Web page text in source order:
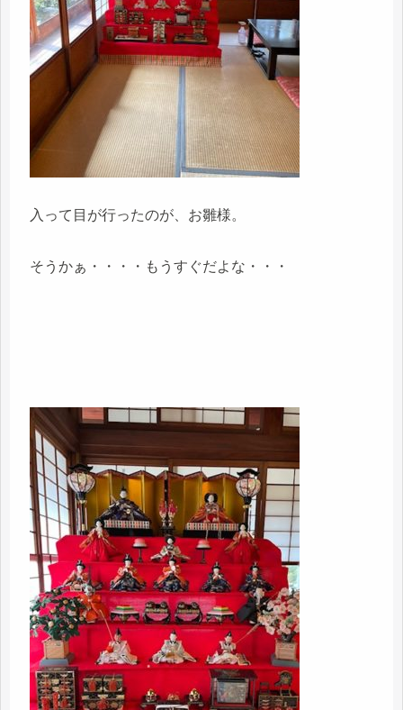
入って目が行ったのが、お雛様。
そうかぁ・・・・もうすぐだよな・・・